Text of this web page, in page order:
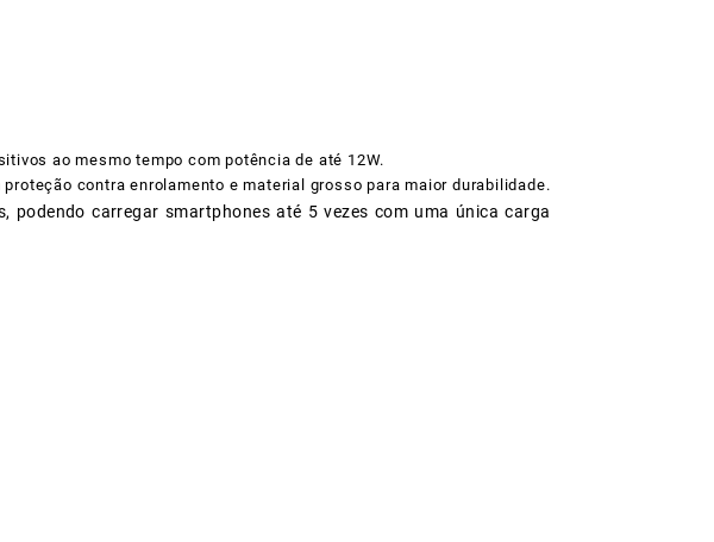
ao mesmo tempo com potência de até 12W.
contra enrolamento e material grosso para maior durabilidade.
podendo carregar smartphones até 5 vezes com uma única carga